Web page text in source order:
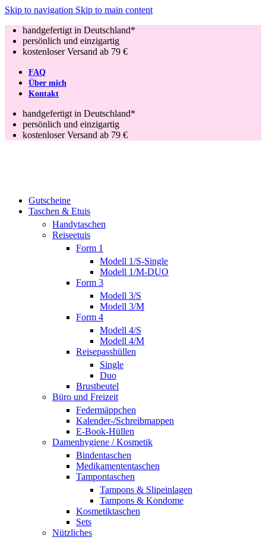
Skip to navigation Skip to main content
handgefertigt in Deutschland*
persönlich und einzigartig
kostenloser Versand ab 79 €
FAQ
Über mich
Kontakt
handgefertigt in Deutschland*
persönlich und einzigartig
kostenloser Versand ab 79 €
Gutscheine
Taschen & Etuis
Handytaschen
Reiseetuis
Form 1
Modell 1/S-Single
Modell 1/M-DUO
Form 3
Modell 3/S
Modell 3/M
Form 4
Modell 4/S
Modell 4/M
Reisepasshüllen
Single
Duo
Brustbeutel
Büro und Freizeit
Federmäppchen
Kalender-/Schreibmappen
E-Book-Hüllen
Damenhygiene / Kosmetik
Bindentaschen
Medikamententaschen
Tampontaschen
Tampons & Slipeinlagen
Tampons & Kondome
Kosmetiktaschen
Sets
Nützliches